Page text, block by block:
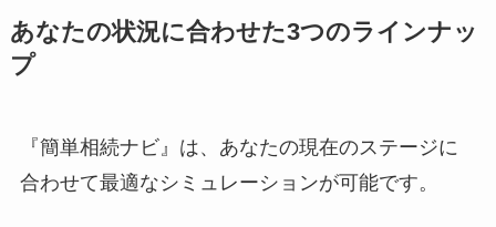
あなたの状況に合わせた3つのラインナッ
プ
『簡単相続ナビ』は、あなたの現在のステージに
合わせて最適なシミュレーションが可能です。